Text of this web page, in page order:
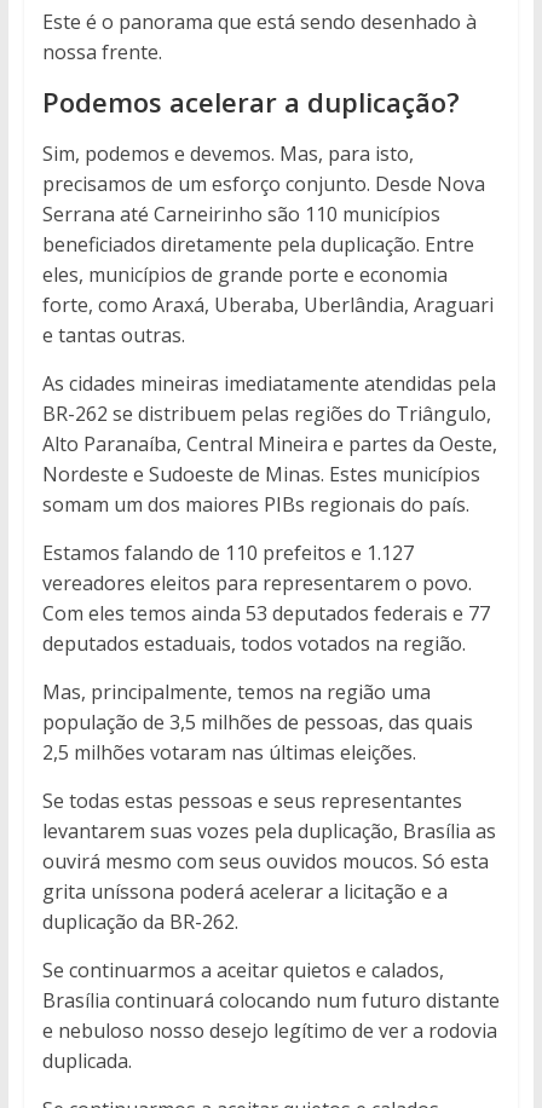
Este é o panorama que está sendo desenhado à
nossa frente.
Podemos acelerar a duplicação?
Sim, podemos e devemos. Mas, para isto,
precisamos de um esforço conjunto. Desde Nova
Serrana até Carneirinho são 110 municípios
beneficiados diretamente pela duplicação. Entre
eles, municípios de grande porte e economia
forte, como Araxá, Uberaba, Uberlândia, Araguari
e tantas outras.
As cidades mineiras imediatamente atendidas pela
BR-262 se distribuem pelas regiões do Triângulo,
Alto Paranaíba, Central Mineira e partes da Oeste,
Nordeste e Sudoeste de Minas. Estes municípios
somam um dos maiores PIBs regionais do país.
Estamos falando de 110 prefeitos e 1.127
vereadores eleitos para representarem o povo.
Com eles temos ainda 53 deputados federais e 77
deputados estaduais, todos votados na região.
Mas, principalmente, temos na região uma
população de 3,5 milhões de pessoas, das quais
2,5 milhões votaram nas últimas eleições.
Se todas estas pessoas e seus representantes
levantarem suas vozes pela duplicação, Brasília as
ouvirá mesmo com seus ouvidos moucos. Só esta
grita uníssona poderá acelerar a licitação e a
duplicação da BR-262.
Se continuarmos a aceitar quietos e calados,
Brasília continuará colocando num futuro distante
e nebuloso nosso desejo legítimo de ver a rodovia
duplicada.